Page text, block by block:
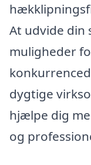
At udvide din
muligheder
dygtige
hjælpe dig
og